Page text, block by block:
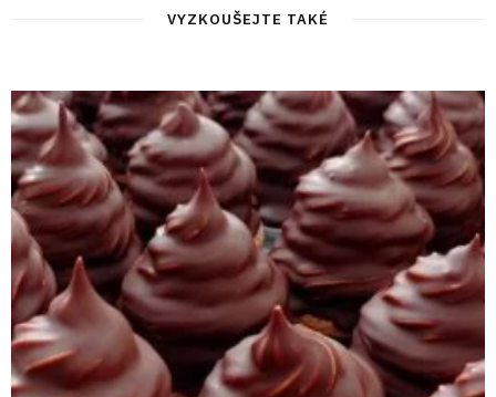
VYZKOUŠEJTE TAKÉ